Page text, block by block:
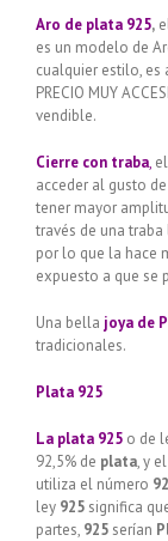
Aro de plata 925,
es un modelo de
cualquier estilo, es
PRECIO MUY
vendible.
Cierre con traba,
acceder al gusto
tener mayor
través de una
por lo que la hace
expuesto a que se
Una bella joya de
tradicionales.
Plata 925
La plata 925 o de
92,5% de plata, y
utiliza el número
ley 925 significa
partes, 925 serían